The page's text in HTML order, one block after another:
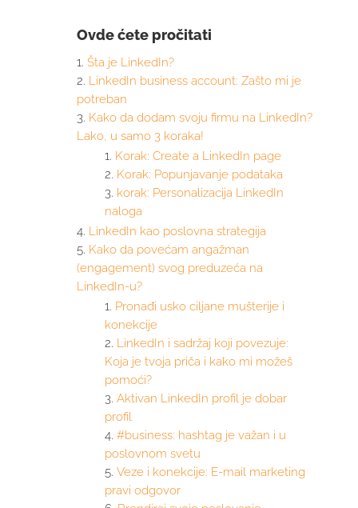
Ovde ćete pročitati
Šta je LinkedIn?
LinkedIn business account: Zašto mi je
potreban
Kako da dodam svoju firmu na LinkedIn?
Lako, u samo 3 koraka!
Korak: Create a LinkedIn page
Korak: Popunjavanje podataka
korak: Personalizacija LinkedIn
naloga
LinkedIn kao poslovna strategija
Kako da povećam angažman
(engagement) svog preduzeća na
LinkedIn-u?
Pronađi usko ciljane mušterije i
konekcije
LinkedIn i sadržaj koji povezuje:
Koja je tvoja priča i kako mi možeš
pomoći?
Aktivan LinkedIn profil je dobar
profil
#business: hashtag je važan i u
poslovnom svetu
Veze i konekcije: E-mail marketing
pravi odgovor